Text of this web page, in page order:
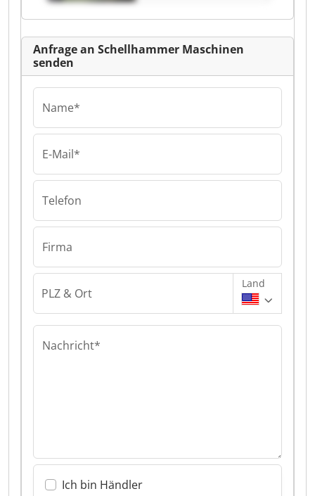
Anfrage an Schellhammer Maschinen
senden
Name*
E-Mail*
Telefon
Firma
PLZ & Ort
Land
Nachricht*
Ich bin Händler